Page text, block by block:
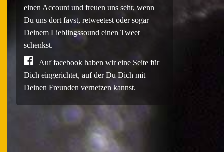
einen Account und freuen uns sehr, wenn
Du uns dort favst, retweetest oder sogar
Deinem Lieblingssound einen Tweet
schenkst.
Auf facebook haben wir eine Seite für
Dich eingerichtet, auf der Du Dich mit
Deinen Freunden vernetzen kannst.